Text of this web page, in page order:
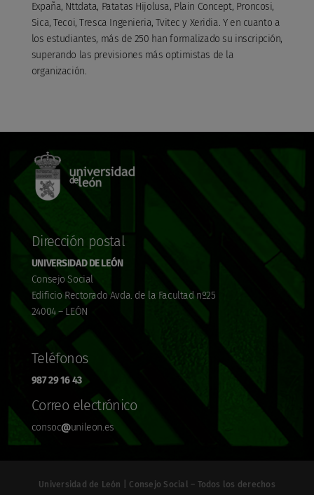
Expaña, Nttdata, Patatas Hijolusa, Plain Concept, Proncosi,
Sica, Tecoi, Tresca Ingenieria, Tvitec y Xeridia. Y en cuanto a
los estudiantes, más de 250 han formalizado su inscripción,
superando las previsiones más optimistas de la
organización.
Dirección postal
UNIVERSIDAD DE LEÓN
Consejo Social
Edificio Rectorado Avda. de la Facultad nº25
24004 – LEÓN
Teléfonos
987 29 16 43
Correo electrónico
consoc@unileon.es
Universidad de León | Consejo Social – Todos los derechos